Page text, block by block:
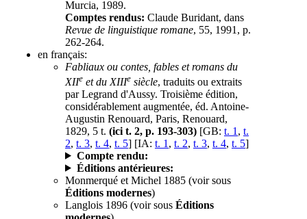
Murcia, 1989.
Comptes rendus: Claude Buridant, dans
Revue de linguistique romane, 55, 1991, p.
262-264.
en français:
Fabliaux ou contes, fables et romans du
XIIe et du XIIIe siècle, traduits ou extraits
par Legrand d'Aussy. Troisième édition,
considérablement augmentée, éd. Antoine-
Augustin Renouard, Paris, Renouard,
1829, 5 t. (ici t. 2, p. 193-303) [GB: t. 1 , t.
2, t. 3, t. 4, t. 5] [IA: t. 1 , t. 2, t. 3, t. 4, t. 5]
Compte rendu:
Éditions antérieures:
Monmerqué et Michel 1885 (voir sous
Éditions modernes)
Langlois 1896 (voir sous Éditions